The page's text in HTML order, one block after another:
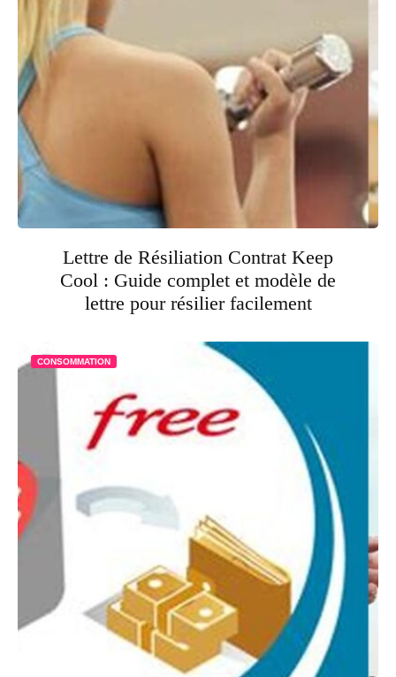
Lettre de Résiliation Contrat Keep
Cool : Guide complet et modèle de
lettre pour résilier facilement
CONSOMMATION